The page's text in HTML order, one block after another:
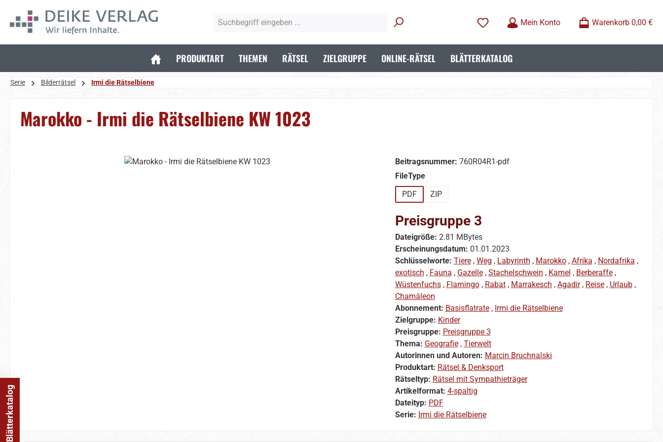
Hauptinhalt springen
Zur Suche springen
Zur Hauptnavigation springen
Mein Konto
Warenkorb 0,00 €
PRODUKTART THEMEN RÄTSEL ZIELGRUPPE ONLINE-RÄTSEL BLÄTTERKATALOG
Serie Bilderrätsel Irmi die Rätselbiene
Marokko - Irmi die Rätselbiene KW 1023
Beitragsnummer: 760R04R1-pdf
FileTypeauswählen
PDF
ZIP
Preisgruppe 3
Dateigröße: 2.81 MBytes
Erscheinungsdatum: 01.01.2023
Schlüsselworte: Tiere, Weg , Labyrinth , Marokko, Afrika , Nordafrika ,
exotisch , Fauna , Gazelle, Stachelschwein , Kamel , Berberaffe,
Wüstenfuchs, Flamingo, Rabat, Marrakesch , Agadir, Reise, Urlaub,
Chamäleon
Abonnement: Basisflatrate, Irmi die Rätselbiene
Zielgruppe: Kinder
Preisgruppe: Preisgruppe 3
Thema: Geografie, Tierwelt
Autorinnen und Autoren: Marcin Bruchnalski
Produktart: Rätsel & Denksport
Rätseltyp: Rätsel mit Sympathieträger
Artikelformat: 4-spaltig
Dateityp: PDF
Serie: Irmi die Rätselbiene